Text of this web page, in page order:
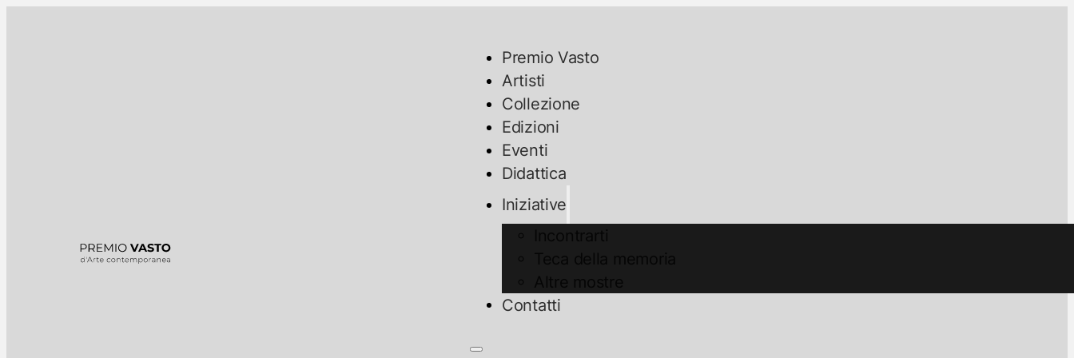
Premio Vasto
Artisti
Collezione
Edizioni
Eventi
Didattica
Iniziative
Contatti